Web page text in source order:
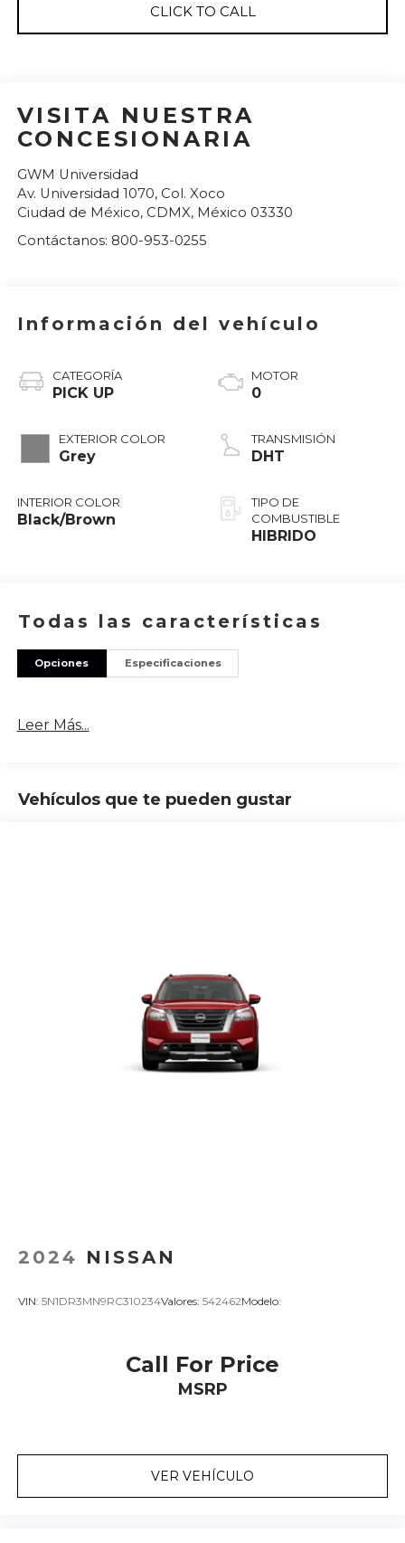
CLICK TO CALL
VISITA NUESTRA
CONCESIONARIA
GWM Universidad
Av. Universidad 1070, Col. Xoco
Ciudad de México, CDMX, México 03330
Contáctanos: 800-953-0255
Información del vehículo
CATEGORÍA
PICK UP
EXTERIOR COLOR
Grey
INTERIOR COLOR
Black/Brown
MOTOR
0
TRANSMISIÓN
DHT
TIPO DE
COMBUSTIBLE
HIBRIDO
Todas las características
Opciones Especificaciones
Leer Más...
Vehículos que te pueden gustar
2024 NISSAN
VIN: 5N1DR3MN9RC310234Valores: 542462Modelo:
Call For Price
MSRP
VER VEHÍCULO